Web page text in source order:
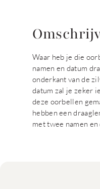
Waar heb je die
namen en datum
onderkant van de
datum zal je zeker
deze oorbellen
hebben een
met twee namen